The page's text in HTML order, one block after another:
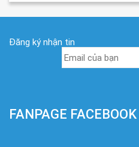
Đăng ký nhận tin
FANPAGE FACEBOOK